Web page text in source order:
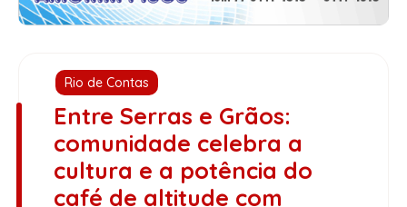
Rio de Contas
Entre Serras e Grãos:
comunidade celebra a
cultura e a potência do
café de altitude com